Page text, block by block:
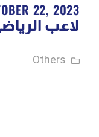
22, 2023
لاعب
Others